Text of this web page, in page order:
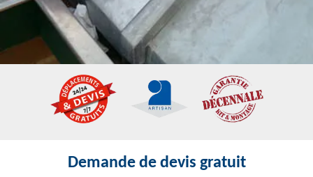
Demande de devis gratuit